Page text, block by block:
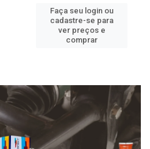
Faça seu login ou
cadastre-se para
ver preços e
comprar